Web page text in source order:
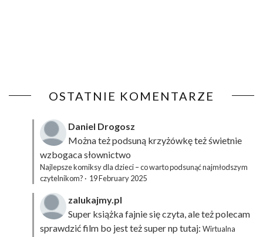
OSTATNIE KOMENTARZE
Daniel Drogosz
Można też podsuną krzyżówkęteż świetnie
wzbogaca słownictwo
Najlepsze komiksy dla dzieci – co warto podsunąć najmłodszym
czytelnikom? · 19 February 2025
zalukajmy.pl
Super książka fajnie się czyta, ale też polecam
sprawdzić film bo jest też super np tutaj: Wirtualna